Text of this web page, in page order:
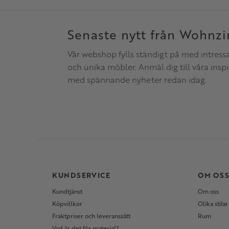
Senaste nytt från
Vår webshop fylls ständigt på med
och unika möbler. Anmäl dig till våra
med spännande nyheter redan idag.
KUNDSERVICE
Kundtjänst
Köpvillkor
Fraktpriser och leveranssätt
OM OSS
Om oss
Olika stilar
Rum